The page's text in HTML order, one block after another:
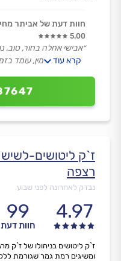
חוות דעת של אביתר
5.00
״אבישי אחלה בחור, טוב,
הוגן, פיקס, אמין, עומד
קרא עוד
ז`ק ליטושים-
רצפה
נבדק לאחרונה לפני שבוע
4.97
99
חוות דעת
ז`ק ליטושים בניהולו של ז`ק
ומשיגים רמת גמר שגורמת